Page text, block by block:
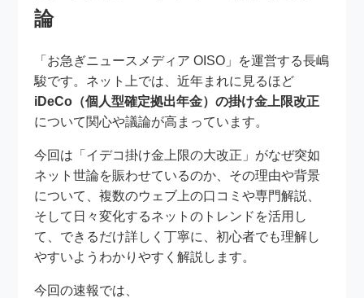
論
「お急ぎニュースメディア OISO」を運営する長嶋
駿です。ネット上では、近年まれに見るほど
iDeCo（個人型確定拠出年金）の掛け金上限改正
について関心や議論が高まっています。
今回は「イデコ掛け金上限の大改正」がなぜ突如
ネット世論を賑わせているのか、その理由や背景
について、複数のウェブ上の口コミや専門解説、
そして日々変化するネットのトレンドを活用し
て、できるだけ詳しく丁寧に、初心者でも理解し
やすいようわかりやすく解説します。
今回の速報では、